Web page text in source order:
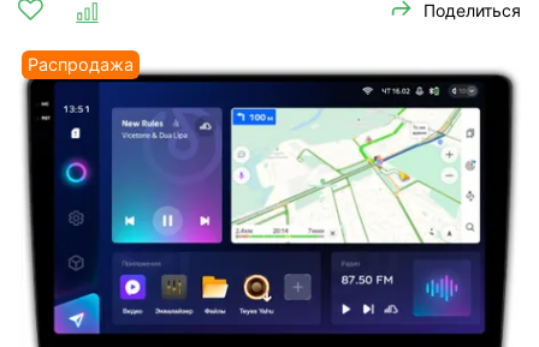
Поделиться
Распродажа